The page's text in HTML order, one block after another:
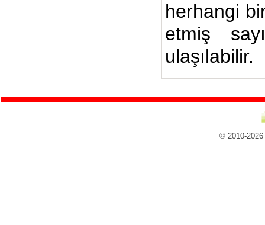
herhangi
etmiş
ulaşılabilir.
© 2010-2026